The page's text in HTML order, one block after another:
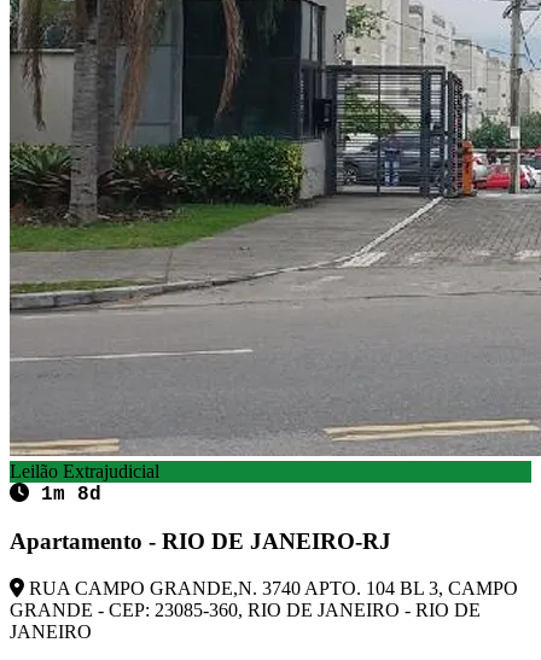
Leilão Extrajudicial
1m 8d
Apartamento - RIO DE JANEIRO-RJ
RUA CAMPO GRANDE,N. 3740 APTO. 104 BL 3, CAMPO
GRANDE - CEP: 23085-360, RIO DE JANEIRO - RIO DE
JANEIRO